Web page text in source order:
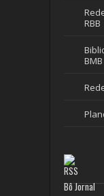
RBB
BMB
Bô Jornal